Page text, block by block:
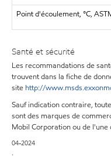
Point d'écoulement, °C,
Santé et sécurité
Les recommandations de
trouvent dans la fiche de
site http://
Sauf indication contraire,
sont des marques de
Mobil Corporation ou de l'une
04-2024
.